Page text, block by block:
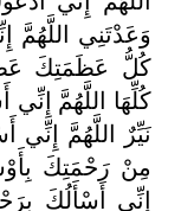
وَعَدْتَنِي
اللَّهُمَّ
كُلُّ
عَظَمَتِكَ
كُلِّهَا
اللَّهُمَّ إِنِّي
نَيِّرٌ
اللَّهُمَّ إِنِّي
مِنْ رَحْمَتِكَ
إِنِّي
أَسْأَلُكَ